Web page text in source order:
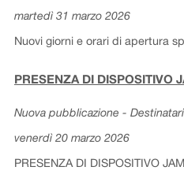
martedì 31 marzo 2026
Nuovi giorni e orari di apertura
PRESENZA DI DISPOSITIVO
Nuova pubblicazione -
venerdì 20 marzo 2026
PRESENZA DI DISPOSITIVO